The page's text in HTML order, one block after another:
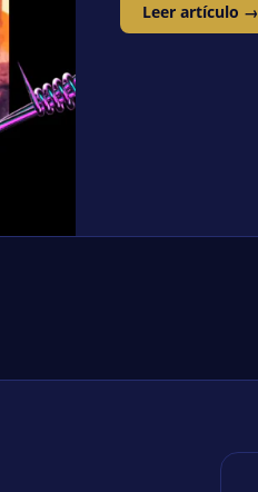
Leer artículo →